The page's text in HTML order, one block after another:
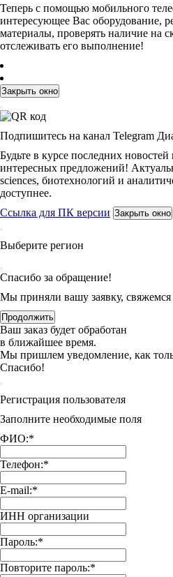
Теперь с помощью мобильного
интересующее Вас оборудование,
материалы, проверять наличие на
отслеживать его выполнение!
Закрыть окно
Подпишитесь на канал Telegram
Будьте в курсе последних
интересных предложений!
sciences, биотехнологий и
доступнее.
Ссылка для ПК версии Закрыть окно
Выберите регион
Спасибо за обращение!
Мы приняли вашу заявку,
Продолжить
Ваш заказ будет обработан
в ближайшее время.
Мы пришлем уведомление, как
Спасибо!
Регистрация пользователя
Заполните необходимые поля
ФИО:*
Телефон:*
E-mail:*
ИНН организации
Пароль:*
Повторите пароль:*